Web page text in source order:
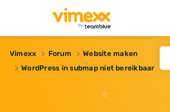
Vimexx Forum
Website maken
WordPress in submap niet bereikbaar